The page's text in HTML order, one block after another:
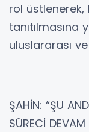
rol üstlenerek,
tanıtılmasına
uluslararası
ŞAHİN: “ŞU
SÜRECİ DEVAM